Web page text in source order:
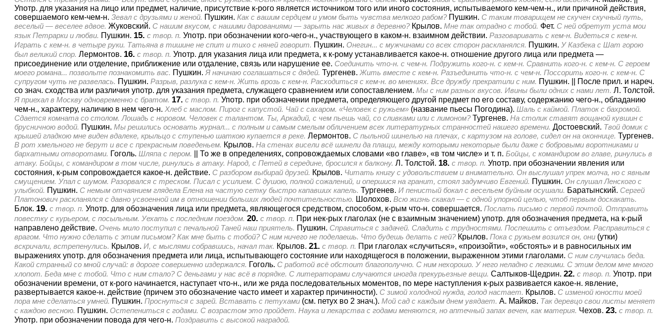
Употр. для указания на лицо или предмет, наличие, присутствие к-рого является источником того или иного состояния, испытываемого кем-чем-н., или причиной действия,
совершаемого кем-чем-н. Зевал с друзьями и женой. Пушкин. Как с вашим сердцем и умом быть чувства мелкого рабом?Пушкин. С таким товарищем не скучен скучный путь,
веселый — веселее вдвое. Жуковский. С нашим вкусом, с нашими дарованиями — зарыть нас живых в деревню?Крылов. Мне так отрадно с тобой. Фет. С ней обретут уста мои
язык Петрарки и любви. Пушкин. 15. с твор. п. Употр. при обозначении кого-чего-н., участвующего в каком-н. взаимном действии. Разговаривать с кем-н. Видеться с кем-н.
Играть с кем-н. в четыре руки. Татьяна в тишине не спит и тихо с няней говорит. Пушкин. Онегин... с мужчинами со всех сторон раскланялся. Пушкин. У Казбека с Шат горою
был великий спор. Лермонтов. 16. с твор. п. Употр. для указания лица или предмета, к к-рому устанавливается какое-н. отношение другого лица или предмета —
присоединение или отделение, приближение или отдаление, связь или нарушение ее. Соединить что-н. с чем-н. Подружить кого-н. с кем-н. Сравнить кого-н. с кем-н. С героем
моего романа... позвольте познакомить вас. Пушкин. Я начинаю соглашаться с дядей. Тургенев. Жить вместе с кем-н. Разъединить что-н. с чем-н. Поссорить кого-н. с кем-н. С
супругом чуть не развелась. Пушкин. Разрыв, разлука с кем-н. Жить врозь с кем-н. Расходиться с кем-н. во мнениях. Все дружбу прекратили с ним. Пушкин.
После прил. и нареч.
со знач. сходства или различия употр. для указания предмета, служащего сравнением или сопоставлением. Мы с ним разных вкусов. Ивины были одних с нами лет. Л. Толстой.
Я приехал в Москву одновременно с братом. 17. с твор. п. Употр. при обозначении предмета, определяющего другой предмет по его составу, содержанию чего-н., обладанию
чем-н., характеру, наличию в нем чего-н. Хлеб с маслом. Пирог с капустой. Чай с сахаром. «Человек с ружьем» (название пьесы Погодина). Шаль с каймой. Платок с бахромой.
Сдается комната со столом. Лошадь с норовом. Человек с талантом. Ты, Аркадий, с чем пьешь чай, со сливками или с лимоном?Тургенев. На столик ставят вощаной кувшин с
брусничною водой. Пушкин. Мы решились основать журнал... с полным и самым смелым обличением всех литературных странностей нашего времени. Достоевский. Твой домик с
крышей гладкою мне виден вдалеке, крыльцо с ступенью шаткою купается в реке. Лермонтов. С пыльной шинелью на плечах, с картузом на голове, сидел он на оконнице. Тургенев.
В рот хмельного не берут и все с прекрасным поведеньем. Крылов. На стенах висели всё шинели да плащи, между которыми некоторые были даже с бобровыми воротниками и
бархатными отворотами. Гоголь. Шляпа с пером. То же в определениях, сопровождаемых словами «во главе», «в том числе» и т. п. Бойцы, с командиром во главе, ринулись в
атаку. Бойцы, с командиром в том числе, ринулись в атаку. Народ, с Петей в середине, бросился к балкону. Л. Толстой. 18. с твор. п. Употр. при обозначении явления или
состояния, к-рым сопровождается какое-н. действие. С разбором выбирай друзей. Крылов. Читать книгу с удовольствием и внимательно. Он выслушал упрек молча, но с явным
смущением. Упал с шумом. Разорвался с треском. Писал с усилием. С душою, полной сожалений, и опершися на гранит, стоял задумчиво Евгений. Пушкин. Он слушал Ленского с
улыбкой. Пушкин. С немым отчаянием глядела Елена на частую сетку быстро капавших капель. Тургенев. И пенистый бокал с весельем буйным осушали. Баратынский. Сергей
Платонович раскланялся с давно усвоенной им в отношении больших людей почтительностью. Шолохов. Всю жизнь скакал — с одной упорной целью, чтоб первым доскакать.
Блок. 19. с твор. п. Употр. для обозначения лица или предмета, являющегося средством, способом, к-рым что-н. совершается. Послать письмо с первой почтой. Отправить
повестку с курьером, с посыльным. Уехать с последним поездом. 20. с твор. п. При нек-рых глаголах (не с взаимным значением) употр. для обозначения предмета, на к-рый
направлено действие. Очень мило поступил с печальной Таней наш приятель. Пушкин. Справиться с задачей. Сладить с трудностями. Поспешить с отъездом. Расправиться с
врагом. Что нужно сделать с этим письмом? Как мне быть с тобой? С ним ничего не поделаешь. Что будешь делать с ней?Крылов. Пока с ружьем возился он, они (утки)
вскричали, встрепенулись. Крылов. И, с мыслями собравшись, начал так. Крылов. 21. с твор. п. При глаголах «случиться», «произойти», «обстоять» и в равносильных им
выражениях употр. для обозначения предмета или лица, испытывающего состояние или находящегося в положении, выраженном этими глаголами. С ним случилась беда.
Какой странный со мной случай: в дороге совершенно издержался. Гоголь. С работой всё обстоит благополучно. С ним нехорошо. У него неладно с легкими. С этим делом мне много
хлопот. Беда мне с тобой. Что с ним стало? С деньгами у нас всё в порядке. С литераторами случаются иногда прекурьезные вещи. Салтыков-Щедрин. 22. с твор. п. Употр. при
обозначении времени, от к-рого начинается, наступает что-н., или же ряда последовательных моментов, по мере наступления к-рых развивается какое-н. явление,
развертывается какое-н. действие (причем это обозначение часто имеет и характер причинности). С зимой холодной нужда, голод настает. Крылов. С изменой юности моей
пора мне сделаться умней. Пушкин. Проснуться с зарей. Вставать с петухами (см. петух во 2 знач.). Мой сад с каждым днем увядает. А. Майков. Так деревцо свои листы меняет
с каждою весною. Пушкин. Остепениться с годами. С возрастом это пройдет. Наука и лекарства с годами меняются, но аптечный запах вечен, как материя. Чехов. 23. с твор. п.
Употр. при обозначении повода для чего-н. Поздравить с высокой наградой.